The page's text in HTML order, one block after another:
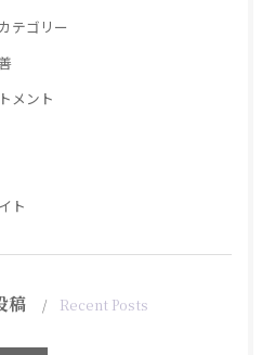
テゴリー
メント
ト
稿 Recent Posts